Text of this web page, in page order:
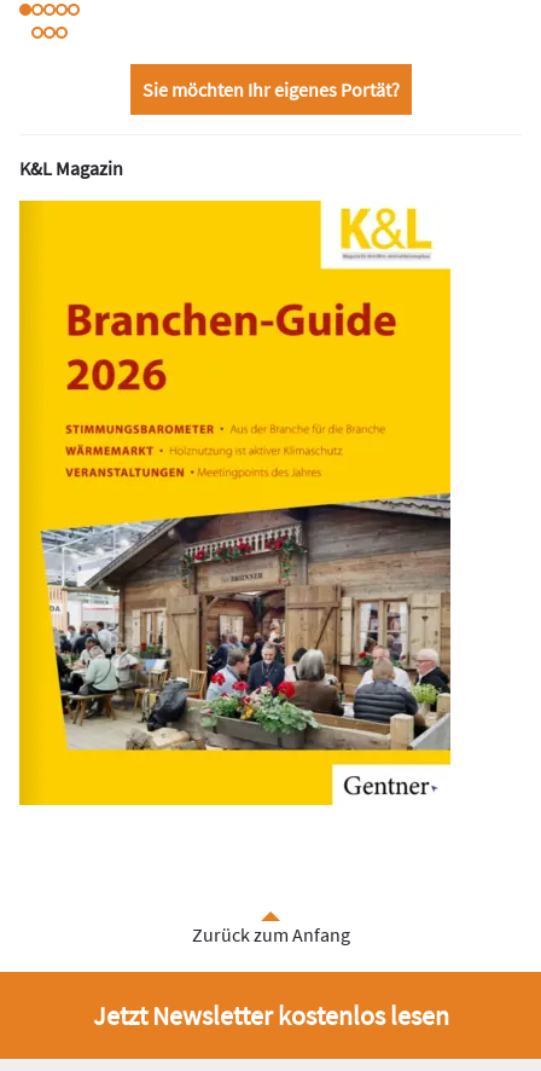
Sie möchten Ihr eigenes Portät?
K&L Magazin
Zurück zum Anfang
Jetzt Newsletter kostenlos lesen